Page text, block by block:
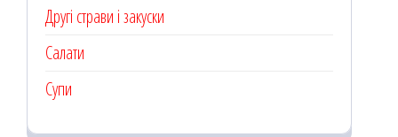
Другі страви і закуски
Салати
Супи